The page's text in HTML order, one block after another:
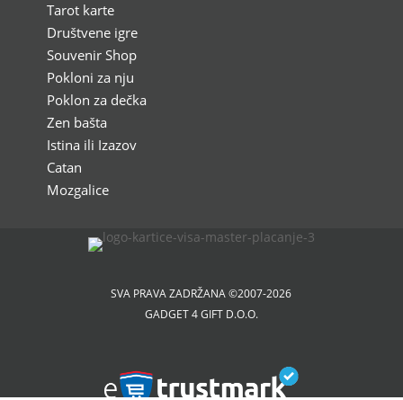
Tarot karte
Društvene igre
Souvenir Shop
Pokloni za nju
Poklon za dečka
Zen bašta
Istina ili Izazov
Catan
Mozgalice
SVA PRAVA ZADRŽANA ©2007-2026
GADGET 4 GIFT D.O.O.